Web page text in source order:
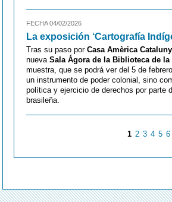
FECHA 04/02/2026
La exposición ‘Cartografía
Tras su paso por Casa Amèrica
nueva Sala Ágora de la Biblioteca de la
muestra, que se podrá ver del 5 de
un instrumento de poder colonial, sino
política y ejercicio de derechos por parte
brasileña.
1 2 3 4 5 6